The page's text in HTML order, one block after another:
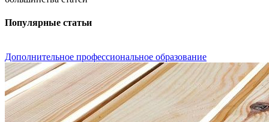
Популярные статьи
Дополнительное профессиональное образование